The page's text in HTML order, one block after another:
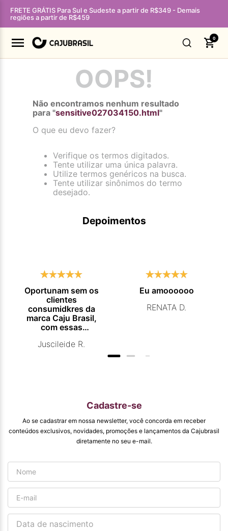
FRETE GRÁTIS Para Sul e Sudeste a partir de R$349 - Demais
regiões a partir de R$459
0
OOPS!
Não encontramos nenhum resultado
para "sensitive027034150.html"
O que eu devo fazer?
Verifique os termos digitados.
Tente utilizar uma única palavra.
Utilize termos genéricos na busca.
Tente utilizar sinônimos do termo
desejado.
Depoimentos
Oportunam sem os
clientes
consumidkres da
marca Caju Brasil,
com essas
promocionais de
qualidade que vcs
entregam. Parabéns
#
pormaiscampanhaspromorcionais.
Juscileide R.
Eu amoooooo
RENATA D.
Cadastre-se
Ao se cadastrar em nossa newsletter, você concorda em receber
conteúdos exclusivos, novidades, promoções e lançamentos da Cajubrasil
diretamente no seu e-mail.